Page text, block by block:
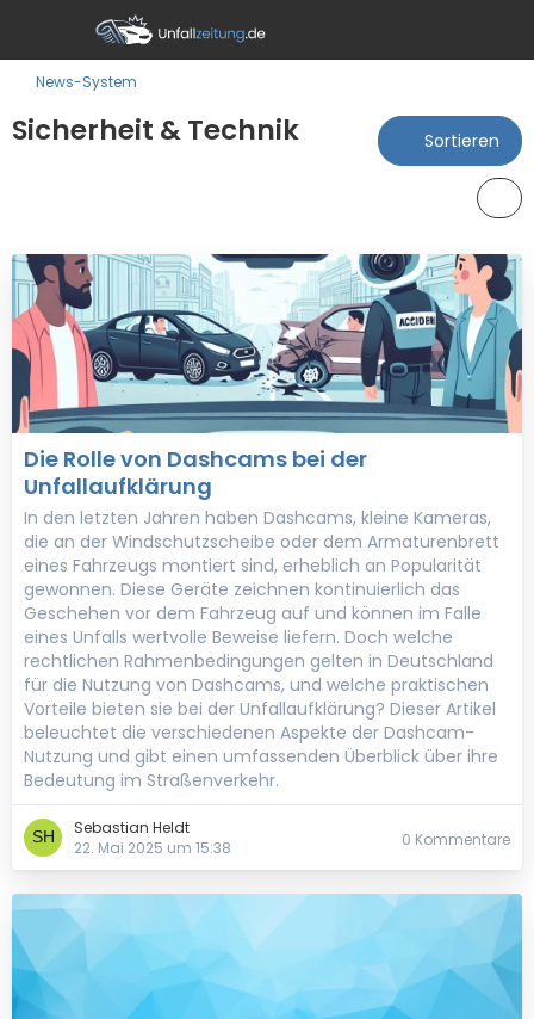
News-System
Sicherheit & Technik Sortieren
Die Rolle von Dashcams bei der
Unfallaufklärung
In den letzten Jahren haben Dashcams, kleine Kameras,
die an der Windschutzscheibe oder dem Armaturenbrett
eines Fahrzeugs montiert sind, erheblich an Popularität
gewonnen. Diese Geräte zeichnen kontinuierlich das
Geschehen vor dem Fahrzeug auf und können im Falle
eines Unfalls wertvolle Beweise liefern. Doch welche
rechtlichen Rahmenbedingungen gelten in Deutschland
für die Nutzung von Dashcams, und welche praktischen
Vorteile bieten sie bei der Unfallaufklärung? Dieser Artikel
beleuchtet die verschiedenen Aspekte der Dashcam-
Nutzung und gibt einen umfassenden Überblick über ihre
Bedeutung im Straßenverkehr.
Sebastian Heldt
22. Mai 2025 um 15:38
0 Kommentare